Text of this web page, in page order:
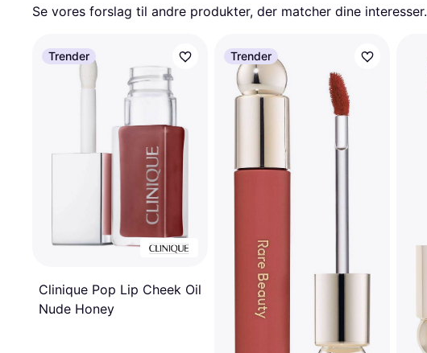
Se vores forslag til andre produkter, der matcher dine interesser.
Trender
Clinique Pop Lip Cheek Oil
Nude Honey
Trender